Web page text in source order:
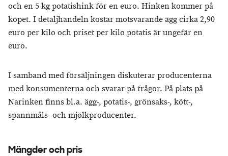
och en 5 kg potatishink för en euro. Hinken kommer på
köpet. I detaljhandeln kostar motsvarande ägg cirka 2,90
euro per kilo och priset per kilo potatis är ungefär en
euro.
I samband med försäljningen diskuterar producenterna
med konsumenterna och svarar på frågor. På plats på
Narinken finns bl.a. ägg-, potatis-, grönsaks-, kött-,
spannmåls- och mjölkproducenter.
Mängder och pris